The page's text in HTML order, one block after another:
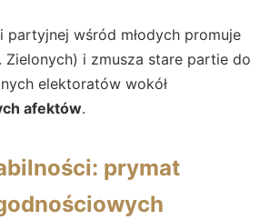
partyjnej wśród młodych promuje
Zielonych) i zmusza stare partie do
elektoratów wokół
afektów.
prymat